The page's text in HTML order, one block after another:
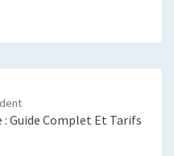
Guide Complet Et Tarifs